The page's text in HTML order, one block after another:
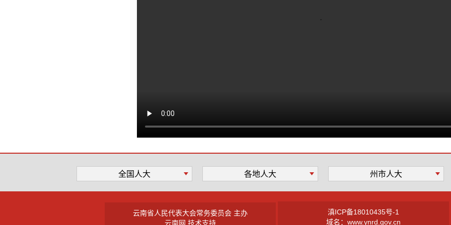
全国人大 各地人大 州市人大
云南省人民代表大会常务委员会 主办
云南网 技术支持
滇ICP备18010435号-1
域名：www.ynrd.gov.cn